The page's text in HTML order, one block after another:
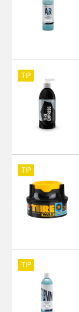
TIP
TIP
TIP